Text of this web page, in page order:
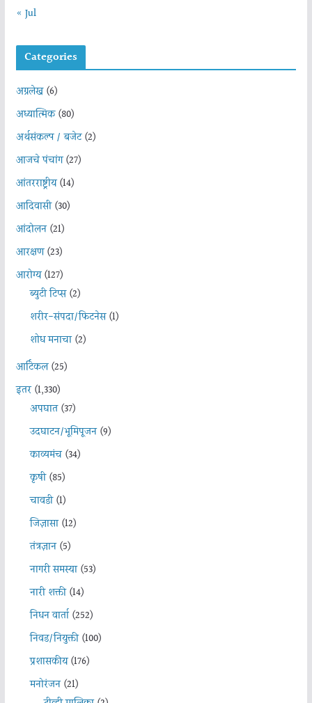
« Jul
Categories
अग्रलेख(6)
अध्यात्मिक(80)
अर्थसंकल्प / बजेट(2)
आजचे पंचांग(27)
आंतरराष्ट्रीय(14)
आदिवासी(30)
आंदोलन(21)
आरक्षण(23)
आरोग्य(127)
ब्युटी टिप्स(2)
शरीर-संपदा/फिटनेस(1)
शोध मनाचा(2)
आर्टिकल(25)
इतर(1,330)
अपघात(37)
उदघाटन/भूमिपूजन(9)
काव्यमंच(34)
कृषी(85)
चावडी(1)
जिज्ञासा(12)
तंत्रज्ञान(5)
नागरी समस्या(53)
नारी शक्ती(14)
निधन वार्ता(252)
निवड/नियुक्ती(100)
प्रशासकीय(176)
मनोरंजन(21)